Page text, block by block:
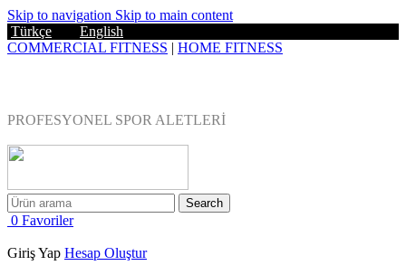
Skip to navigation Skip to main content
Türkçe
English
COMMERCIAL FITNESS | HOME FITNESS
PROFESYONEL SPOR ALETLERİ
Search
0 Favoriler
Giriş Yap Hesap Oluştur